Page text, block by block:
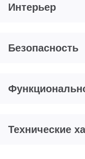
Интерьер
Безопасность
Технические